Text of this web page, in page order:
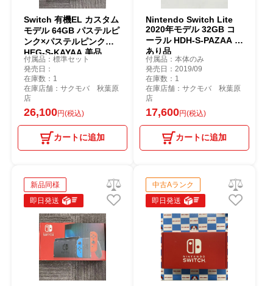
Switch 有機EL カスタム
モデル 64GB パステルピ
ンク×パステルピンク
HEG-S-KAYAA 美品
付属品：標準セット
発売日：
在庫数：1
在庫店舗：サクモバ 秋葉原
店
26,100円(税込)
カートに追加
Nintendo Switch Lite
2020年モデル 32GB コ
ーラル HDH-S-PAZAA 訳
あり品
付属品：本体のみ
発売日：2019/09
在庫数：1
在庫店舗：サクモバ 秋葉原
店
17,600円(税込)
カートに追加
新品同様
即日発送
中古Aランク
即日発送